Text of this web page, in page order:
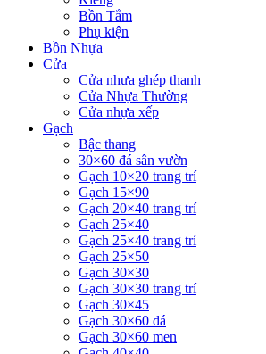
Bồn Tắm
Phụ kiện
Bồn Nhựa
Cửa
Cửa nhưa ghép thanh
Cửa Nhựa Thường
Cửa nhựa xếp
Gạch
Bậc thang
30×60 đá sân vườn
Gạch 10×20 trang trí
Gạch 15×90
Gạch 20×40 trang trí
Gạch 25×40
Gạch 25×40 trang trí
Gạch 25×50
Gạch 30×30
Gạch 30×30 trang trí
Gạch 30×45
Gạch 30×60 đá
Gạch 30×60 men